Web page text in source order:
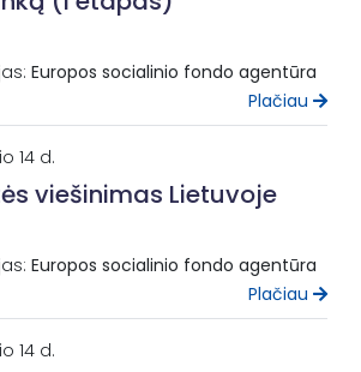
Europos socialinio fondo agentūra
Plačiau
14 d.
viešinimas Lietuvoje
Europos socialinio fondo agentūra
Plačiau
14 d.